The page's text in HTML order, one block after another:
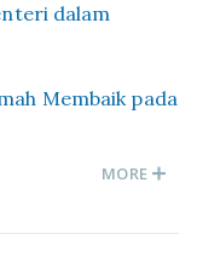
dalam
Membaik pada
MORE